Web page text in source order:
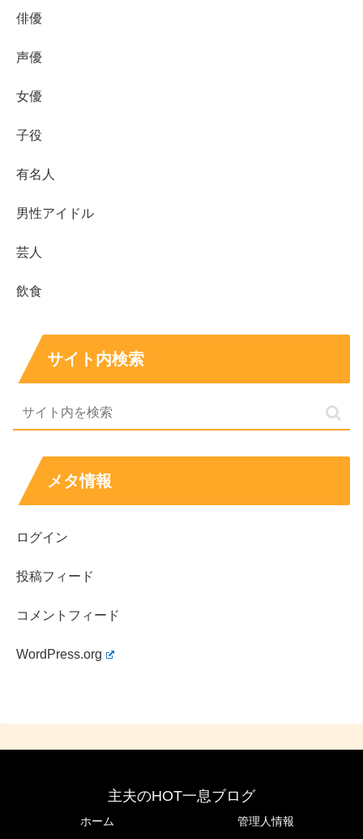
「谷口桃香」は
に親しんだ背景が結びつき、サジェストに残りやす
釣り番組では、繊細さが必要なカワハギ回や、引き
の強いシイラ回などが話題になりやすいです。
病院」「コタツがない家」の3本です。
入ると、石川萌香さんの魅力が掴みやすいです。
「本名」「釣り」「ドラマ」という検索意図は、石川萌香
さんの 過去の名義と番組・作品での露出
がりがより立体的に見えてきます。
俳優
声優
女優
子役
有名人
男性アイドル
芸人
飲食
サイト内検索
メタ情報
ログイン
投稿フィード
コメントフィード
WordPress.org
主夫のHOT一息ブログ
ホーム
管理人情報